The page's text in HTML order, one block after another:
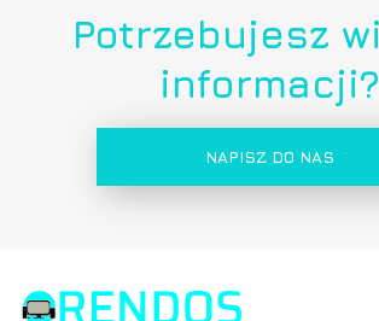
Potrzebujesz
informacji?
NAPISZ DO NAS